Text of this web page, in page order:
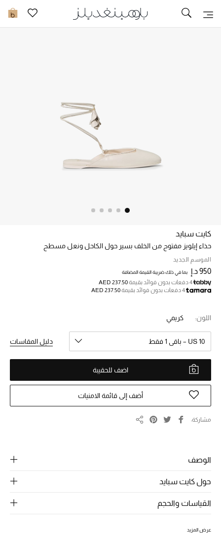
0 تخفيضات
خصم حتى 70%
تسوقوا الآن
ما وصلنا حديثاً
ما وصلنا حديثاً
الموسم الجديد
النساء
الحقائب النسائية
أحذية النسائية
الجمال
الأطفال
كايت سبايد
حذاء إيلويز مفتوح من الخلف بسير حول الكاحل ونعل مسطح
الموسم الجديد
950 د.إ بما في ذلك ضريبة القيمة المضافة
4 دفعات بدون فوائد بقيمة
AED 237.50
4 دفعات بدون فوائد بقيمة
AED 237.50
اللون: كريمي
US 10 – باقي 1 فقط دليل المقاسات
اضف للحقيبة
أضف إلى قائمة الامنيات
مشاركة
الوصف
حول كايت سبايد
القياسات والحجم
عرض المزيد